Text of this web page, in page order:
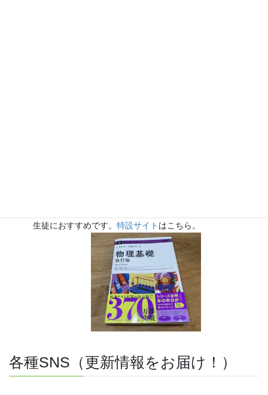
生徒におすすめです。 特設サイト はこちら。
各種SNS（更新情報をお届け！）